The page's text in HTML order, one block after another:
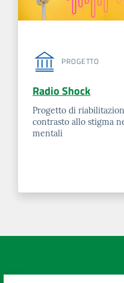
PROGETTO
Radio Shock
Progetto di
contrasto allo stigma
mentali